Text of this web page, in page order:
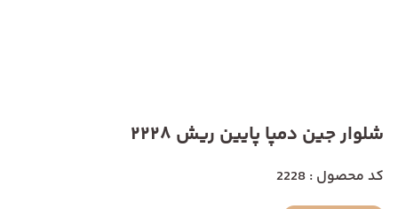
شلوار جین دمپا پایین ریش 2228
کد محصول : 2228